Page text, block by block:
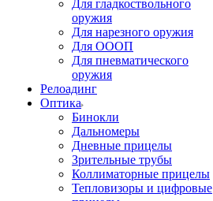
Для гладкоствольного
оружия
Для нарезного оружия
Для ОООП
Для пневматического
оружия
Релоадинг
Оптика
Бинокли
Дальномеры
Дневные прицелы
Зрительные трубы
Коллиматорные прицелы
Тепловизоры и цифровые